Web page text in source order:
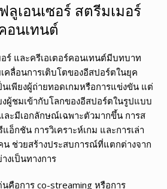
เอนเซอร์ สตรีมเมอร์
อนเทนต์
ร์ และครีเอเตอร์คอนเทนต์มีบทบาท
คลื่อนการเติบโตของอีสปอร์ตในยุค
เพียงผู้ถ่ายทอดเกมหรือการแข่งขัน แต่
งผู้ชมเข้ากับโลกของอีสปอร์ตในรูปแบบ
ละมีเอกลักษณ์เฉพาะตัวมากขึ้น การส
อ็กชัน การวิเคราะห์เกม และการเล่า
น ช่วยสร้างประสบการณ์ที่แตกต่างจาก
งเป็นทางการ
คือการ co-streaming หรือการ